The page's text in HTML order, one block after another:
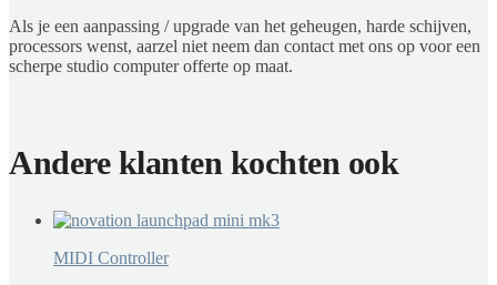
Als je een aanpassing / upgrade van het geheugen, harde schijven,
processors wenst, aarzel niet neem dan contact met ons op voor een
scherpe studio computer offerte op maat.
Andere klanten kochten ook
MIDI Controller